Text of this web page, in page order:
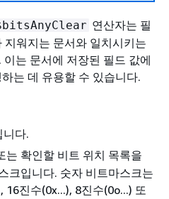
연산자는 필
워지는 문서와 일치시키는
는 문서에 저장된 필드 값에
는 데 유용할 수 있습니다.
니다.
는 확인할 비트 위치 목록을
크입니다. 숫자 비트마스크는
16진수(0x...), 8진수(0o...) 또